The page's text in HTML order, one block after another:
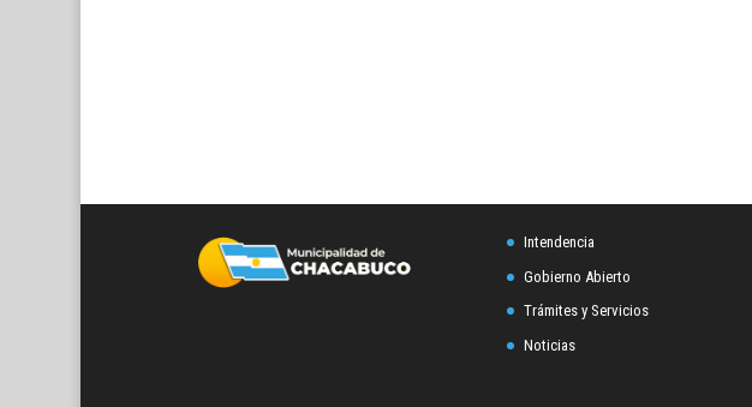
Intendencia
Gobierno Abierto
Trámites y Servicios
Noticias